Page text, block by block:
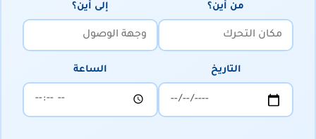
من أين؟ إلى أين؟
التاريخ الساعة